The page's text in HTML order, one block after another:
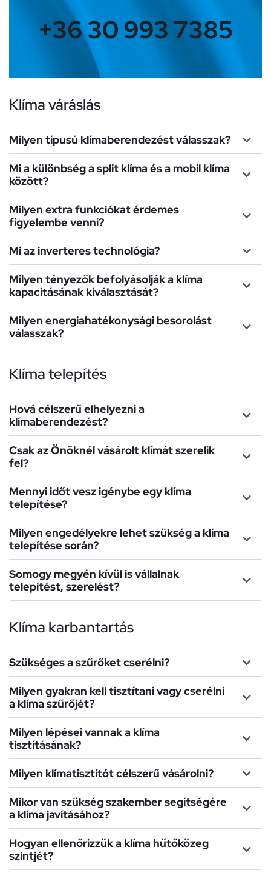
+36 30 993 7385
Klíma váráslás
Milyen típusú klímaberendezést válasszak?
Mi a különbség a split klíma és a mobil klíma
között?
Milyen extra funkciókat érdemes
figyelembe venni?
Mi az inverteres technológia?
Milyen tényezők befolyásolják a klíma
kapacitásának kiválasztását?
Milyen energiahatékonysági besorolást
válasszak?
Klíma telepítés
Hová célszerű elhelyezni a
klímaberendezést?
Csak az Önöknél vásárolt klímát szerelik
fel?
Mennyi időt vesz igénybe egy klíma
telepítése?
Milyen engedélyekre lehet szükség a klíma
telepítése során?
Somogy megyén kívül is vállalnak
telepítést, szerelést?
Klíma karbantartás
Szükséges a szűrőket cserélni?
Milyen gyakran kell tisztítani vagy cserélni
a klíma szűrőjét?
Milyen lépései vannak a klíma
tisztításának?
Milyen klímatisztítót célszerű vásárolni?
Mikor van szükség szakember segítségére
a klíma javításához?
Hogyan ellenőrizzük a klíma hűtőközeg
szintjét?